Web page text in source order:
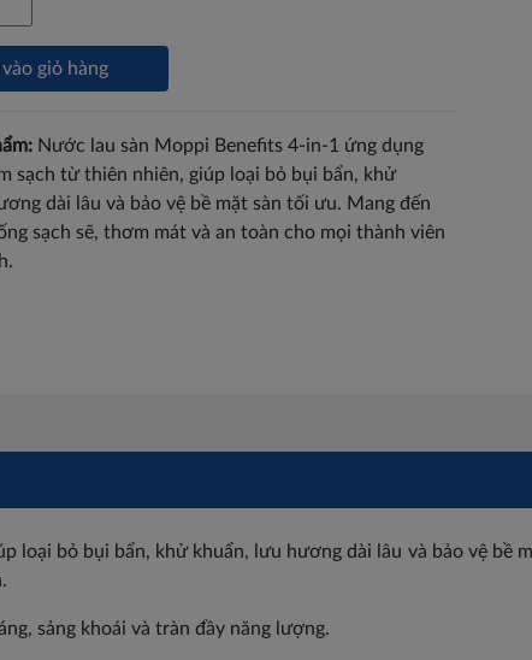
giỏ hàng
Nước lau sàn Moppi Benefits 4-in-1 ứng dụng
sạch từ thiên nhiên, giúp loại bỏ bụi bẩn, khử
dài lâu và bảo vệ bề mặt sàn tối ưu. Mang đến
sạch sẽ, thơm mát và an toàn cho mọi thành viên
bỏ bụi bẩn, khử khuẩn, lưu hương dài lâu và bảo vệ bề
sảng khoái và tràn đầy năng lượng.